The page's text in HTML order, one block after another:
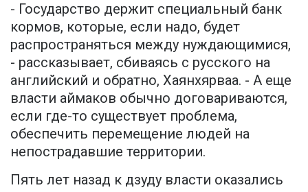
- Государство держит специальный банк
кормов, которые, если надо, будет
распространяться между нуждающимися,
- рассказывает, сбиваясь с русского на
английский и обратно, Хаянхярваа. - А еще
власти аймаков обычно договариваются,
если где-то существует проблема,
обеспечить перемещение людей на
непострадавшие территории.
Пять лет назад к дзуду власти оказались